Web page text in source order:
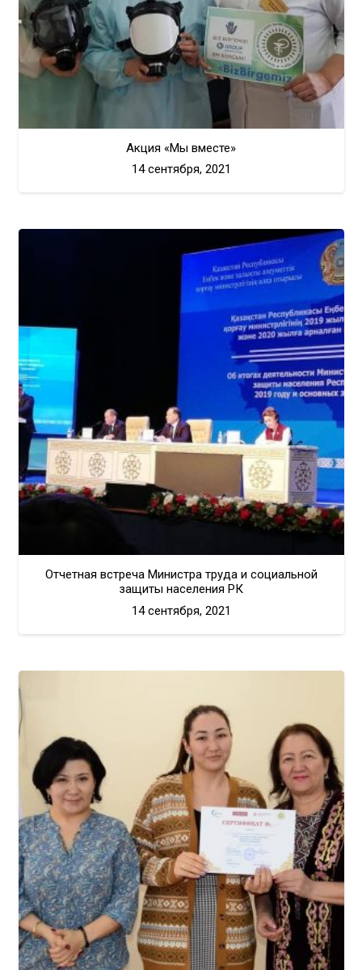
Акция «Мы вместе»
14 сентября, 2021
Отчетная встреча Министра труда и социальной
защиты населения РК
14 сентября, 2021